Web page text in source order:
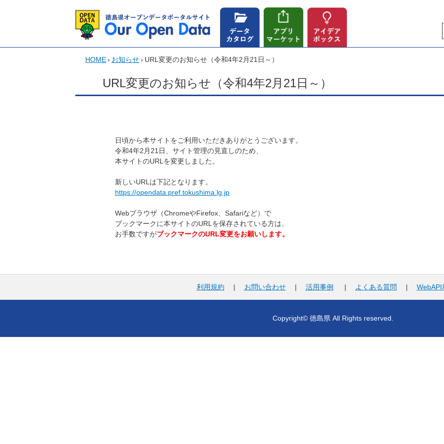
HOME› お知らせ› URL変更のお知らせ（令和4年2月21日～）
URL変更のお知らせ（令和4年2月21日～）
日頃から本サイトをご利用いただきありがとうございます。
令和4年2月21日、サイト管理の見直しのため、
本サイトのURLを変更しました。
新しいURLは下記となります。
https://opendata.pref.tokushima.lg.jp
Webブラウザ（ChromeやFirefox、Safariなど）で
ブックマークに本サイトのURLを保存されている方は、
お手数ですがブックマークのURL変更をお願いします。
利用規約 | お問い合わせ| 活用事例 | よくある質問 | WebAPI
Copyright© 徳島県 All Rights reserved.